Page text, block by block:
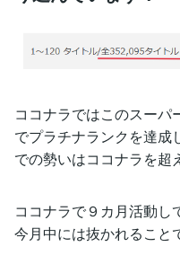
ココナラではこのスーパ
でプラチナランクを達成
での勢いはココナラを超
ココナラで９カ月活動し
今月中には抜かれること